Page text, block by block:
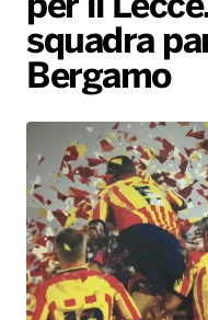
Musica
Sport
Interviste
Radio Norba
Voce al Bari
Gallery
per il
squadra
Bergamo